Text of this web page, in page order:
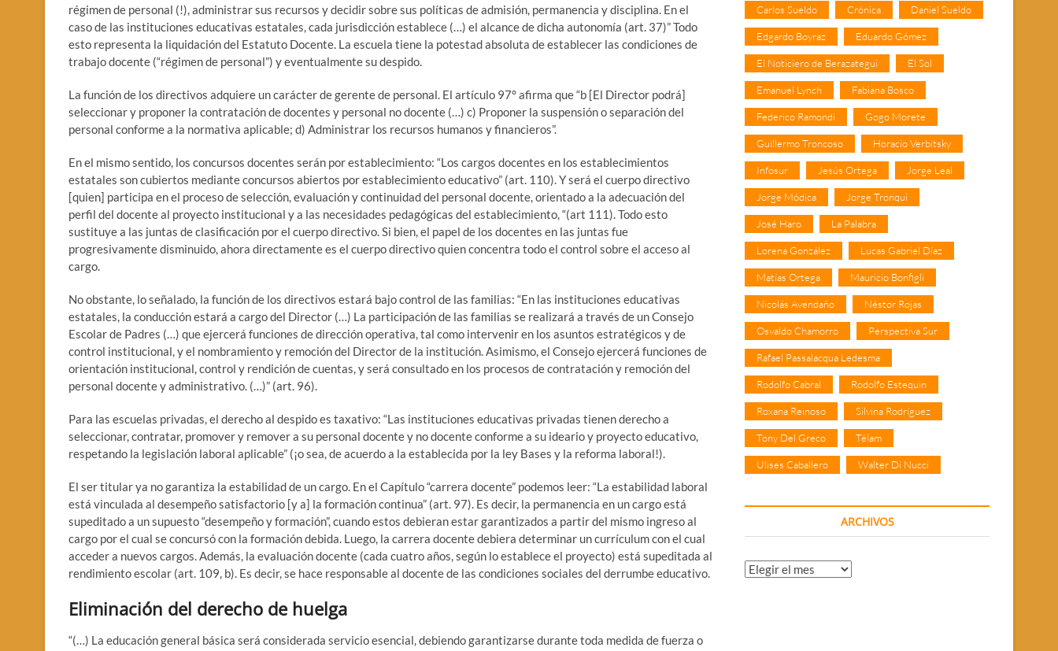
régimen de personal (!), administrar sus recursos y decidir sobre sus políticas de admisión, permanencia y disciplina. En el
caso de las instituciones educativas estatales, cada jurisdicción establece (…) el alcance de dicha autonomía (art. 37)” Todo
esto representa la liquidación del Estatuto Docente. La escuela tiene la potestad absoluta de establecer las condiciones de
trabajo docente (“régimen de personal”) y eventualmente su despido.
La función de los directivos adquiere un carácter de gerente de personal. El artículo 97° afirma que “b [El Director podrá]
seleccionar y proponer la contratación de docentes y personal no docente (…) c) Proponer la suspensión o separación del
personal conforme a la normativa aplicable; d) Administrar los recursos humanos y financieros”.
En el mismo sentido, los concursos docentes serán por establecimiento: “Los cargos docentes en los establecimientos
estatales son cubiertos mediante concursos abiertos por establecimiento educativo” (art. 110). Y será el cuerpo directivo
[quien] participa en el proceso de selección, evaluación y continuidad del personal docente, orientado a la adecuación del
perfil del docente al proyecto institucional y a las necesidades pedagógicas del establecimiento, “(art 111). Todo esto
sustituye a las juntas de clasificación por el cuerpo directivo. Si bien, el papel de los docentes en las juntas fue
progresivamente disminuido, ahora directamente es el cuerpo directivo quien concentra todo el control sobre el acceso al
cargo.
No obstante, lo señalado, la función de los directivos estará bajo control de las familias: “En las instituciones educativas
estatales, la conducción estará a cargo del Director (…) La participación de las familias se realizará a través de un Consejo
Escolar de Padres (…) que ejercerá funciones de dirección operativa, tal como intervenir en los asuntos estratégicos y de
control institucional, y el nombramiento y remoción del Director de la institución. Asimismo, el Consejo ejercerá funciones de
orientación institucional, control y rendición de cuentas, y será consultado en los procesos de contratación y remoción del
personal docente y administrativo. (…)” (art. 96).
Para las escuelas privadas, el derecho al despido es taxativo: “Las instituciones educativas privadas tienen derecho a
seleccionar, contratar, promover y remover a su personal docente y no docente conforme a su ideario y proyecto educativo,
respetando la legislación laboral aplicable” (¡o sea, de acuerdo a la establecida por la ley Bases y la reforma laboral!).
El ser titular ya no garantiza la estabilidad de un cargo. En el Capítulo “carrera docente” podemos leer: “La estabilidad laboral
está vinculada al desempeño satisfactorio [y a] la formación continua” (art. 97). Es decir, la permanencia en un cargo está
supeditado a un supuesto “desempeño y formación”, cuando estos debieran estar garantizados a partir del mismo ingreso al
cargo por el cual se concursó con la formación debida. Luego, la carrera docente debiera determinar un currículum con el cual
acceder a nuevos cargos. Además, la evaluación docente (cada cuatro años, según lo establece el proyecto) está supeditada al
rendimiento escolar (art. 109, b). Es decir, se hace responsable al docente de las condiciones sociales del derrumbe educativo.
Eliminación del derecho de huelga
“(…) La educación general básica será considerada servicio esencial, debiendo garantizarse durante toda medida de fuerza o
Carlos Sueldo Crónica Daniel Sueldo
Edgardo Boyraz Eduardo Gómez
El Noticiero de Berazategui El Sol
Emanuel Lynch Fabiana Bosco
Federico Ramondi Gogo Morete
Guillermo Troncoso Horacio Verbitsky
Infosur Jesús Ortega Jorge Leal
Jorge Módica Jorge Tronqui
José Haro La Palabra
Lorena González Lucas Gabriel Díaz
Matías Ortega Mauricio Bonfigli
Nicolás Avendaño Néstor Rojas
Osvaldo Chamorro Perspectiva Sur
Rafael Passalacqua Ledesma
Rodolfo Cabral Rodolfo Estequin
Roxana Reinoso Silvina Rodríguez
Tony Del Greco Télam
Ulises Caballero Walter Di Nucci
ARCHIVOS
Archivos